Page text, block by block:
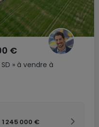
» à vendre à
€
1 245 000 €